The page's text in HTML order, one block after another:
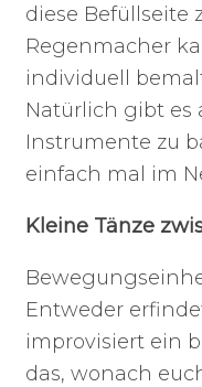
diese Befüllseite
Regenmacher
individuell
Natürlich gibt es
Instrumente zu
einfach mal im
Kleine Tänze
Entweder
improvisiert ein
das, wonach